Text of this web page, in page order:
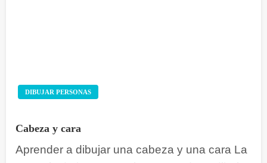
DIBUJAR PERSONAS
Cabeza y cara
Aprender a dibujar una cabeza y una cara La